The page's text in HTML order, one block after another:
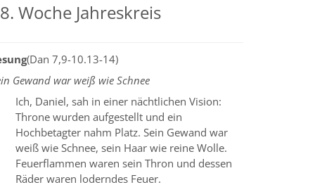
Woche Jahreskreis
(Dan 7,9-10.13-14)
Gewand war weiß wie Schnee
Ich, Daniel, sah in einer nächtlichen Vision:
Throne wurden aufgestellt und ein
Hochbetagter nahm Platz. Sein Gewand war
weiß wie Schnee, sein Haar wie reine Wolle.
Feuerflammen waren sein Thron und dessen
Räder waren loderndes Feuer.